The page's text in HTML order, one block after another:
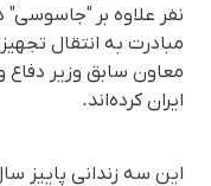
نفر علاوه بر
مبادرت به انتقال
معاون سابق وزیر دفاع
ایران کرده‌اند.
این سه زندانی پاییز